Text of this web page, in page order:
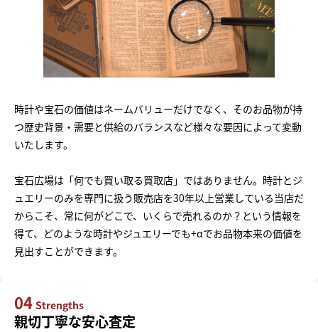
時計や宝石の価値はネームバリューだけでなく、そのお品物が持
つ歴史背景・需要と供給のバランスなど様々な要因によって変動
いたします。
宝石広場は「何でも買い取る買取店」ではありません。時計とジ
ュエリーのみを専門に扱う販売店を30年以上営業している当店だ
からこそ、常に何がどこで、いくらで売れるのか？という情報を
得て、どのような時計やジュエリーでも+αでお品物本来の価値を
見出すことができます。
04 Strengths
親切丁寧な安心査定